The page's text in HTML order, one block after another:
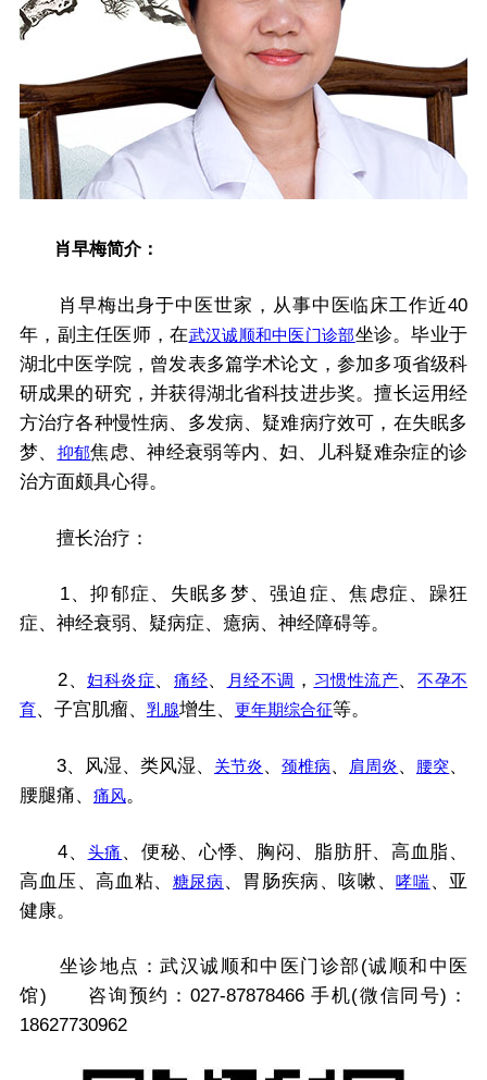
肖早梅简介：
肖早梅出身于中医世家，从事中医临床工作近40
年，副主任医师，在武汉诚顺和中医门诊部坐诊。毕业于
湖北中医学院，曾发表多篇学术论文，参加多项省级科
研成果的研究，并获得湖北省科技进步奖。擅长运用经
方治疗各种慢性病、多发病、疑难病疗效可，在失眠多
梦、 抑郁焦虑、神经衰弱等内、妇、儿科疑难杂症的诊
治方面颇具心得。
擅长治疗：
1、抑郁症、失眠多梦、强迫症、焦虑症、躁狂
症、神经衰弱、疑病症、癔病、神经障碍等。
2、妇科炎症、痛经、 月经不调 ， 习惯性流产、不孕不
育、子宫肌瘤、 乳腺增生、 更年期综合征等。
3、风湿、类风湿、 关节炎、颈椎病、 肩周炎、 腰突、
腰腿痛、 痛风。
4、 头痛 、便秘、心悸、胸闷、脂肪肝、高血脂、
高血压、高血粘、 糖尿病 、胃肠疾病、咳嗽、哮喘、亚
健康。
坐诊地点：武汉诚顺和中医门诊部(诚顺和中医
馆) 咨询预约：027-87878466 手机(微信同号)：
18627730962